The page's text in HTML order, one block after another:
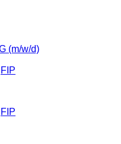
(m/w/d)
FIP
FIP